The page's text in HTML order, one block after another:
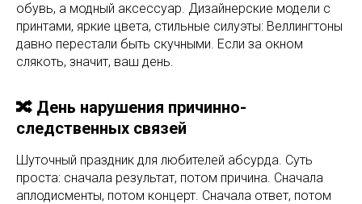
обувь, а модный аксессуар. Дизайнерские модели с
принтами, яркие цвета, стильные силуэты: Веллингтоны
давно перестали быть скучными. Если за окном
слякоть, значит, ваш день.
🔀 День нарушения причинно-
следственных связей
Шуточный праздник для любителей абсурда. Суть
проста: сначала результат, потом причина. Сначала
аплодисменты, потом концерт. Сначала ответ, потом